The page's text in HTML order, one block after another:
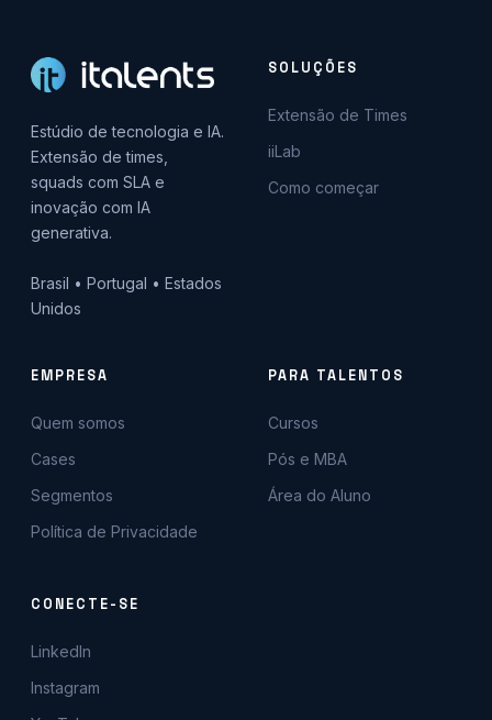
Estúdio de tecnologia e IA.
Extensão de times,
squads com SLA e
inovação com IA
generativa.
Brasil • Portugal • Estados
Unidos
SOLUÇÕES
Extensão de Times
iiLab
Como começar
EMPRESA
Quem somos
Cases
Segmentos
Política de Privacidade
PARA TALENTOS
Cursos
Pós e MBA
Área do Aluno
CONECTE-SE
LinkedIn
Instagram